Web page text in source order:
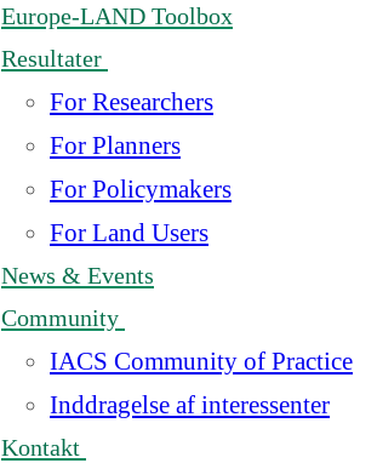
Europe-LAND Toolbox
Resultater
For Researchers
For Planners
For Policymakers
For Land Users
News & Events
Community
IACS Community of Practice
Inddragelse af interessenter
Kontakt